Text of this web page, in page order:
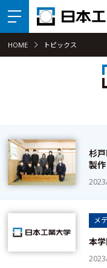
HOME トピックス
杉
製
メ
本